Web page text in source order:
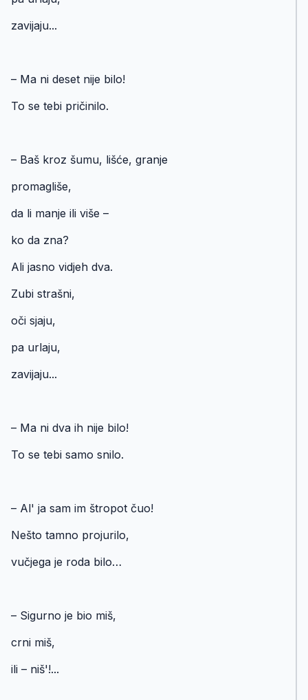
zavijaju...
– Ma ni deset nije bilo!
To se tebi pričinilo.
– Baš kroz šumu, lišće, granje
promagliše,
da li manje ili više –
ko da zna?
Ali jasno vidjeh dva.
Zubi strašni,
oči sjaju,
pa urlaju,
zavijaju...
– Ma ni dva ih nije bilo!
To se tebi samo snilo.
– Al' ja sam im štropot čuo!
Nešto tamno projurilo,
vučjega je roda bilo…
– Sigurno je bio miš,
crni miš,
ili – niš'!...